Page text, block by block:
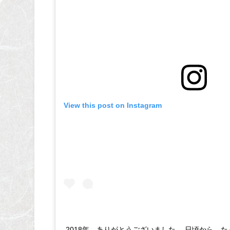
View this post on Instagram